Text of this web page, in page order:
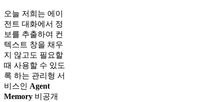
오늘 저희는 에이
전트 대화에서 정
보를 추출하여 컨
텍스트 창을 채우
지 않고도 필요할
때 사용할 수 있도
록 하는 관리형 서
비스인 Agent
Memory 비공개